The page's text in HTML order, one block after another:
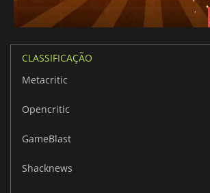
CLASSIFICAÇÃO
Metacritic
Opencritic
GameBlast
Shacknews